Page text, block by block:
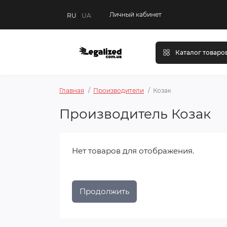
UA
RU Личный кабинет
Каталог
Главная Производители Козак
Производитель Козак
Нет товаров для отображения.
Продолжить